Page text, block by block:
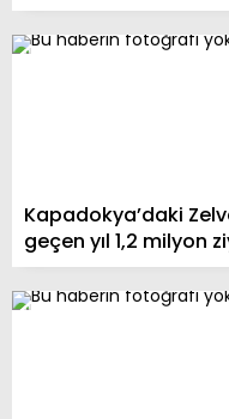
Kapadokya’daki
geçen yıl 1,2 milyon